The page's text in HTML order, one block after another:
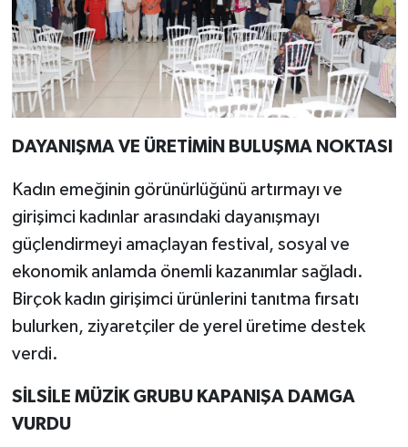
DAYANIŞMA VE ÜRETİMİN BULUŞMA NOKTASI
Kadın emeğinin görünürlüğünü artırmayı ve
girişimci kadınlar arasındaki dayanışmayı
güçlendirmeyi amaçlayan festival, sosyal ve
ekonomik anlamda önemli kazanımlar sağladı.
Birçok kadın girişimci ürünlerini tanıtma fırsatı
bulurken, ziyaretçiler de yerel üretime destek
verdi.
SİLSİLE MÜZİK GRUBU KAPANIŞA DAMGA
VURDU